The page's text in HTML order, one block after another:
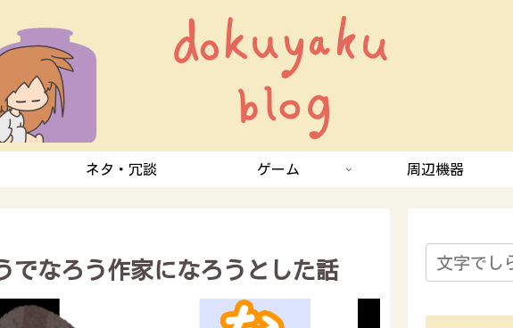
ネタ・冗談 ゲーム 周辺機器
でなろう作家になろうとした話